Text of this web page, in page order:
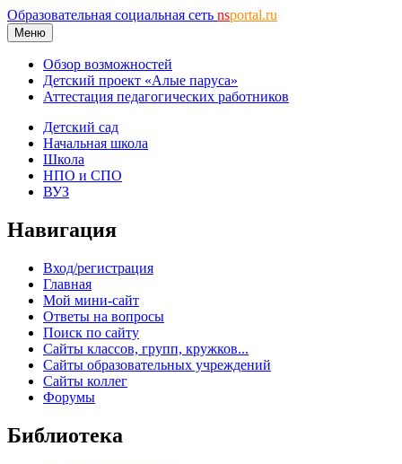
Образовательная социальная сеть nsportal.ru
Меню
Обзор возможностей
Детский проект «Алые паруса»
Аттестация педагогических работников
Детский сад
Начальная школа
Школа
НПО и СПО
ВУЗ
Навигация
Вход/регистрация
Главная
Мой мини-сайт
Ответы на вопросы
Поиск по сайту
Сайты классов, групп, кружков...
Сайты образовательных учреждений
Сайты коллег
Форумы
Библиотека